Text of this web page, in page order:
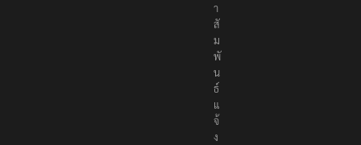
า
สั
ม
พั
น
ธ์
แ
จ้
ง